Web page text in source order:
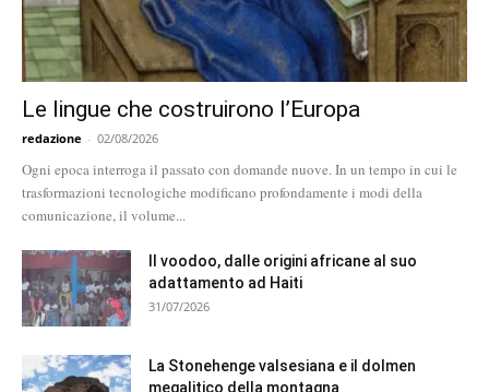
Le lingue che costruirono l’Europa
redazione - 02/08/2026
Ogni epoca interroga il passato con domande nuove. In un tempo in cui le
trasformazioni tecnologiche modificano profondamente i modi della
comunicazione, il volume...
Il voodoo, dalle origini africane al suo
adattamento ad Haiti
31/07/2026
La Stonehenge valsesiana e il dolmen
megalitico della montagna